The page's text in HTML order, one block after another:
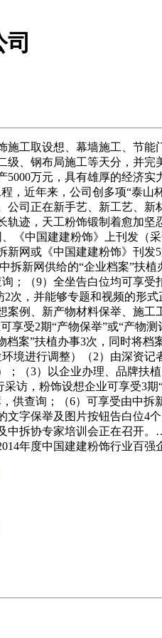
取设想、幕墙施工、节能
、钢布局施工等天分，并完
5000万元，具有雄厚的经济
，近年来，公司创多项“泰
司正在新手艺、新工艺、
轨迹，天工粉饰锻制着愈加
《中国建建粉饰》上刊发（
网或《中国建建粉饰》刊
拆新网供给的“企业档案”扶
；（9）全坐告白位均可享
次，并能够专题和视频的形
案例、新产物材料保举、施
享受2期“产物保举”或“产物
档案”扶植办事3次，同时将
境进行调整）（2）由深资
（3）以企业办理、品牌扶
访，粉饰设想企业可享受3
供查询；（6）可享受由中
字保举及图片按钮告白位4
中拆协专家培训会正在召开
年度中国建建粉饰行业百